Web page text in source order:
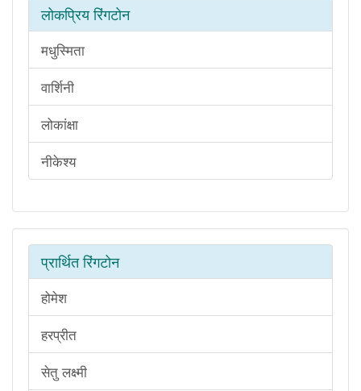
लोकप्रिय रिंगटोन
मधुस्मिता
वार्शिनी
लोकांक्षा
नीकेश्य
प्रार्थित रिंगटोन
होमेश
हरप्रीत
सेतु लक्ष्मी